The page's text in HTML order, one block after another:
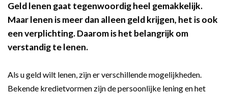
Geld lenen gaat tegenwoordig heel gemakkelijk.
Maar lenen is meer dan alleen geld krijgen, het is ook
een verplichting. Daarom is het belangrijk om
verstandig te lenen.
Als u geld wilt lenen, zijn er verschillende mogelijkheden.
Bekende kredietvormen zijn de persoonlijke lening en het